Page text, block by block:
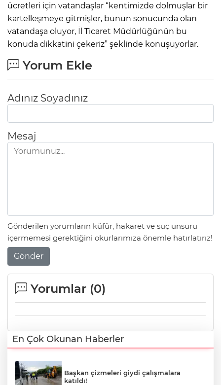
ücretleri için vatandaşlar “kentimizde dolmuşlar bir
kartelleşmeye gitmişler, bunun sonucunda olan
vatandaşa oluyor, İl Ticaret Müdürlüğünün bu
konuda dikkatini çekeriz” şeklinde konuşuyorlar.
Yorum Ekle
Adınız Soyadınız
Mesaj
Gönderilen yorumların küfür, hakaret ve suç unsuru
içermemesi gerektiğini okurlarımıza önemle hatırlatırız!
Gönder
Yorumlar (0)
En Çok Okunan Haberler
Başkan çizmeleri giydi çalışmalara
katıldı!